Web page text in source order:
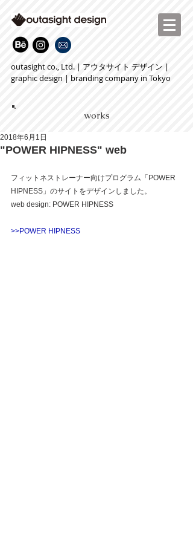
outasight co., Ltd. | アウタサイト デザイン |
graphic design | branding company in Tokyo
works
"POWER HIPNESS" web
2018年6月1日
フィットネストレーナー向けプログラム「POWER
HIPNESS」のサイトをデザインしました。
web design: POWER HIPNESS
>>POWER HIPNESS